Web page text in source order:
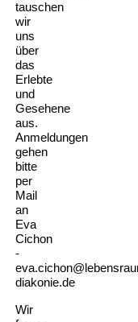
tauschen
wir
uns
über
das
Erlebte
und
Gesehene
aus.
Anmeldungen
gehen
bitte
per
Mail
an
Eva
Cichon
-
diakonie.de
Wir